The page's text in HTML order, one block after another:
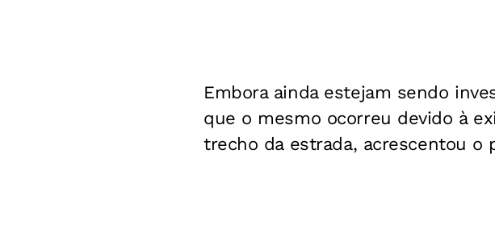
Embora ainda estejam sendo
que o mesmo ocorreu devido à
trecho da estrada, acrescentou o